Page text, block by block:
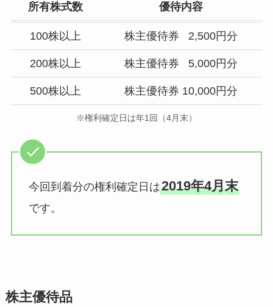
所有株式数 優待内容
100株以上 株主優待券 2,500円分
200株以上 株主優待券 5,000円分
500株以上 株主優待券 10,000円分
※権利確定日は年1回（4月末）
今回到着分の権利確定日は2019年4月末
です。
株主優待品